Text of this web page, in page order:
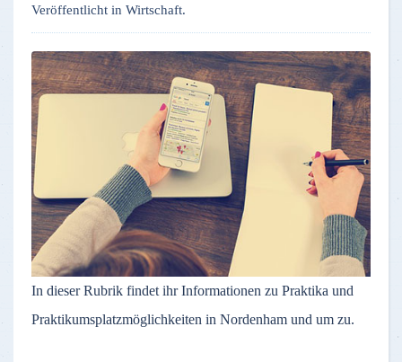
Veröffentlicht in Wirtschaft.
In dieser Rubrik findet ihr Informationen zu Praktika und
Praktikumsplatzmöglichkeiten in Nordenham und um zu.